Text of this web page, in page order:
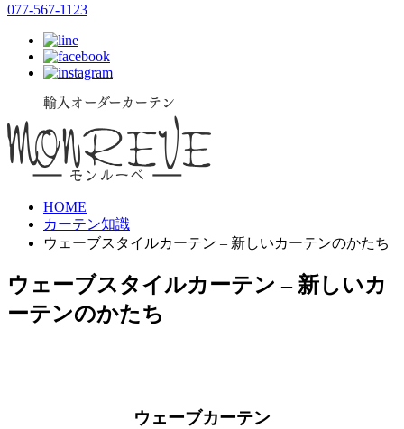
077-567-1123
HOME
カーテン知識
ウェーブスタイルカーテン – 新しいカーテンのかたち
ウェーブスタイルカーテン – 新しいカ
ーテンのかたち
ウェーブカーテン